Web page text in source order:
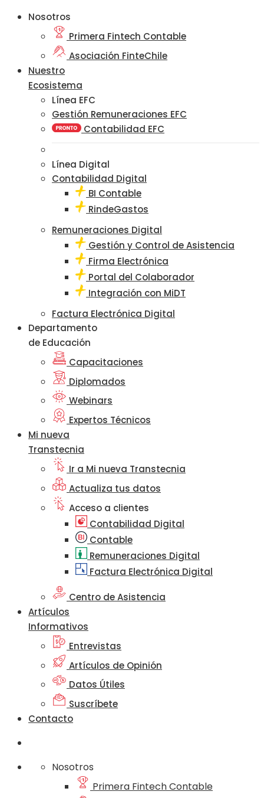
Nosotros
Primera Fintech Contable
Asociación FinteChile
Nuestro
Ecosistema
Línea EFC
Gestión Remuneraciones EFC
Contabilidad EFC
Línea Digital
Contabilidad Digital
BI Contable
RindeGastos
Remuneraciones Digital
Gestión y Control de Asistencia
Firma Electrónica
Portal del Colaborador
Integración con MiDT
Factura Electrónica Digital
Departamento
de Educación
Capacitaciones
Diplomados
Webinars
Expertos Técnicos
Mi nueva
Transtecnia
Ir a Mi nueva Transtecnia
Actualiza tus datos
Acceso a clientes
Contabilidad Digital
Contable
Remuneraciones Digital
Factura Electrónica Digital
Centro de Asistencia
Artículos
Informativos
Entrevistas
Artículos de Opinión
Datos Útiles
Suscríbete
Contacto
Nosotros
Primera Fintech Contable